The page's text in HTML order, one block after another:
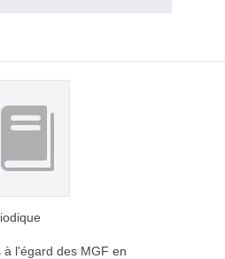
l'égard des MGF en